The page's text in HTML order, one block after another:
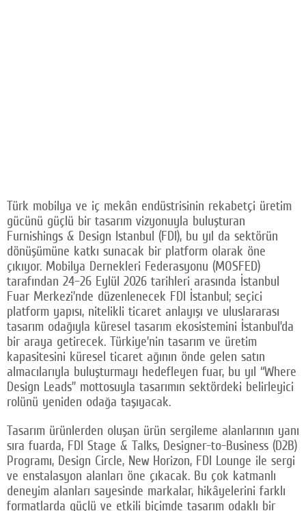
Türk mobilya ve iç mekân endüstrisinin rekabetçi üretim
gücünü güçlü bir tasarım vizyonuyla buluşturan
Furnishings & Design Istanbul (FDI), bu yıl da sektörün
dönüşümüne katkı sunacak bir platform olarak öne
çıkıyor. Mobilya Dernekleri Federasyonu (MOSFED)
tarafından 24–26 Eylül 2026 tarihleri arasında İstanbul
Fuar Merkezi’nde düzenlenecek FDI İstanbul; seçici
platform yapısı, nitelikli ticaret anlayışı ve uluslararası
tasarım odağıyla küresel tasarım ekosistemini İstanbul’da
bir araya getirecek. Türkiye’nin tasarım ve üretim
kapasitesini küresel ticaret ağının önde gelen satın
almacılarıyla buluşturmayı hedefleyen fuar, bu yıl “Where
Design Leads” mottosuyla tasarımın sektördeki belirleyici
rolünü yeniden odağa taşıyacak.
Tasarım ürünlerden oluşan ürün sergileme alanlarının yanı
sıra fuarda, FDI Stage & Talks, Designer-to-Business (D2B)
Programı, Design Circle, New Horizon, FDI Lounge ile sergi
ve enstalasyon alanları öne çıkacak. Bu çok katmanlı
deneyim alanları sayesinde markalar, hikâyelerini farklı
formatlarda güçlü ve etkili biçimde tasarım odaklı bir